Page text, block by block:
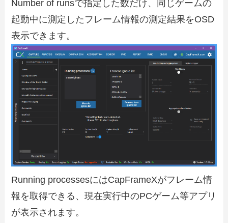
Number of runsで指定した数だけ、同じゲームの
起動中に測定したフレーム情報の測定結果をOSD
表示できます。
Running processesにはCapFrameXがフレーム情
報を取得できる、現在実行中のPCゲーム等アプリ
が表示されます。